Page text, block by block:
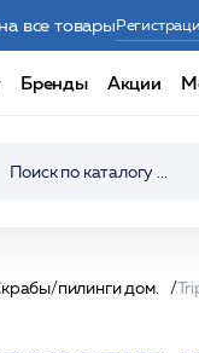
на все товары
Бренды Акции
пилинги дом.